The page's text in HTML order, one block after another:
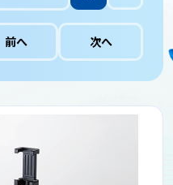
前へ 次へ